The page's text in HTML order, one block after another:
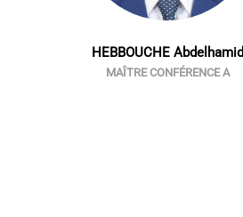
HEBBOUCHE Abdelhamid
MAÎTRE CONFÉRENCE A